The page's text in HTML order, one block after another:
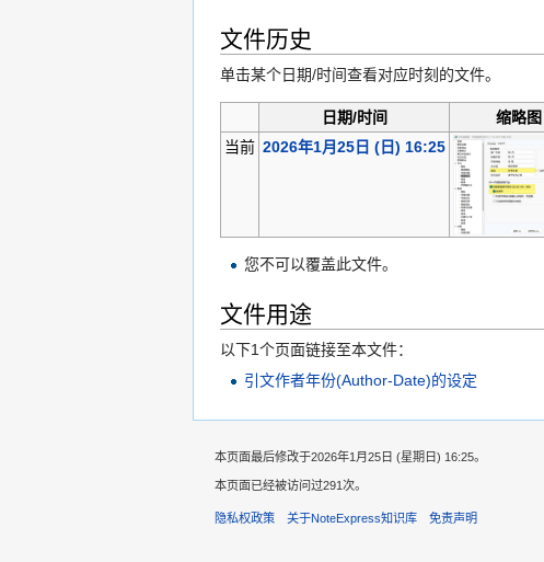
文件历史
单击某个日期/时间查看对应时刻的文件。
日期/时间 缩略图
当前 2026年1月25日 (日) 16:25
您不可以覆盖此文件。
文件用途
以下1个页面链接至本文件：
引文作者年份(Author-Date)的设定
本页面最后修改于2026年1月25日 (星期日) 16:25。
本页面已经被访问过291次。
隐私权政策 关于NoteExpress知识库 免责声明